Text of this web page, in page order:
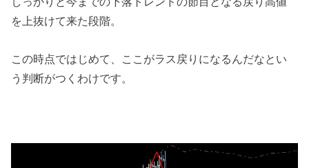
を上抜けて来た段階。
この時点ではじめて、ここがラス戻りになるんだなとい
う判断がつくわけです。